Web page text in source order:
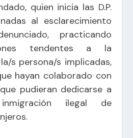
quien inicia las D.P.
al esclarecimiento
practicando
tendentes a la
s persona/s implicadas,
hayan colaborado con
pudieran dedicarse a
ilegal de